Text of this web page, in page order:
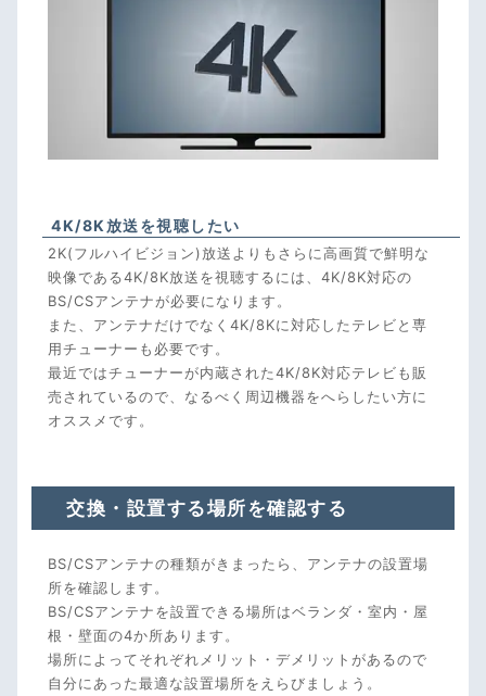
4K/8K放送を視聴したい
2K(フルハイビジョン)放送よりもさらに高画質で鮮明な
映像である4K/8K放送を視聴するには、4K/8K対応の
BS/CSアンテナが必要になります。
また、アンテナだけでなく4K/8Kに対応したテレビと専
用チューナーも必要です。
最近ではチューナーが内蔵された4K/8K対応テレビも販
売されているので、なるべく周辺機器をへらしたい方に
オススメです。
交換・設置する場所を確認する
BS/CSアンテナの種類がきまったら、アンテナの設置場
所を確認します。
BS/CSアンテナを設置できる場所はベランダ・室内・屋
根・壁面の4か所あります。
場所によってそれぞれメリット・デメリットがあるので
自分にあった最適な設置場所をえらびましょう。